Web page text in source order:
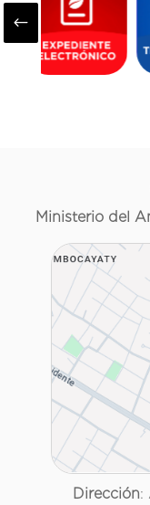
#
Ministerio del
Dirección: